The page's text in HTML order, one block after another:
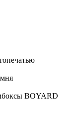
BOYARD